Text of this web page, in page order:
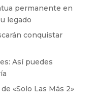
permanente en
legado
conquistar
Así puedes
«Solo Las Más 2»